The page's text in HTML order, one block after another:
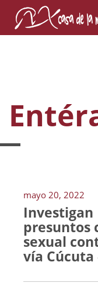
mayo 20, 2022
Investigan
presuntos
sexual
vía Cúcuta